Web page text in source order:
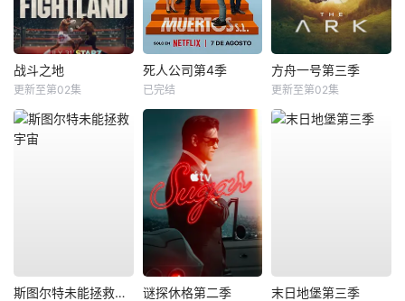
战斗之地
更新至第02集
死人公司第4季
已完结
方舟一号第三季
更新至第02集
斯图尔特未能拯救宇宙 谜探休格第二季 末日地堡第三季